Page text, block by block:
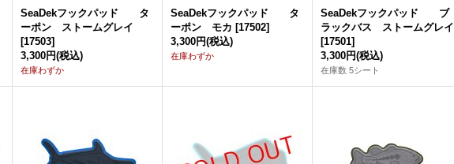
SeaDekフックパッド タ
ーポン ストームグレイ
[17503]
3,300円(税込)
在庫わずか
SeaDekフックパッド タ
ーポン モカ [17502]
3,300円(税込)
在庫わずか
SeaDekフックパッド ブ
ラックバス ストームグレイ
[17501]
3,300円(税込)
在庫数 5シート